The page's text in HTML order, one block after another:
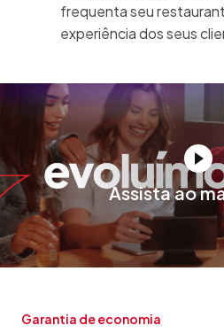
frequenta seu
experiência dos seus
Assista ao
Garantia de economia